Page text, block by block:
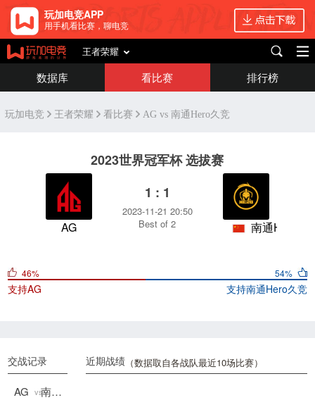
玩加电竞APP
用手机看比赛，聊电竞
王者荣耀
数据库 看比赛 排行榜
玩加电竞 王者荣耀 看比赛 AG vs 南通Hero久竞
2023世界冠军杯 选拔赛
AG
1 : 1
2023-11-21 20:50
Best of 2
54%
支持南通Hero久竞
46%
支持AG
近期战绩（数据取自各战队最近10场比赛）
交战记录
AG vs 南通HERO久竞